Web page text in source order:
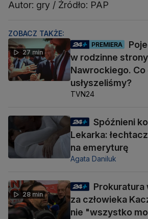
Autor: gry / Źródło: PAP
ZOBACZ TAKŻE:
27 min
PREMIERA
w rodzinne
Nawrockiego. Co
usłyszeliśmy?
TVN24
Spóźnieni
Lekarka:
na emeryturę
Agata Daniluk
28 min
Prokuratura
za człowieka
nie "wszystko